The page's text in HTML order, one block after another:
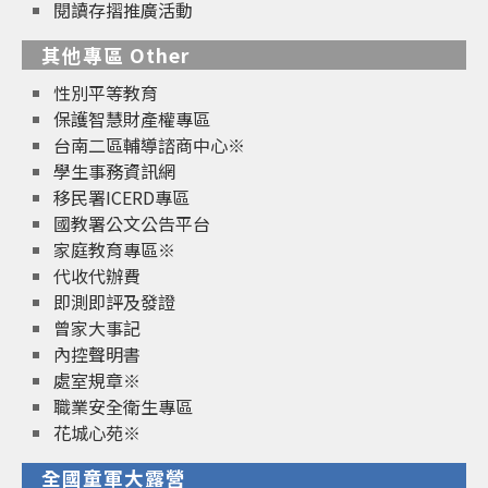
閱讀存摺推廣活動
其他專區 Other
性別平等教育
保護智慧財產權專區
台南二區輔導諮商中心※
學生事務資訊網
移民署ICERD專區
國教署公文公告平台
家庭教育專區※
代收代辦費
即測即評及發證
曾家大事記
內控聲明書
處室規章※
職業安全衛生專區
花城心苑※
全國童軍大露營